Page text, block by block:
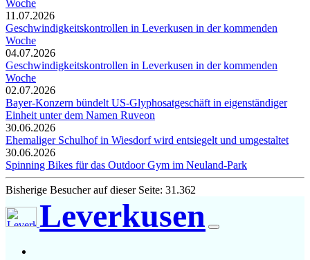
Woche
11.07.2026
Geschwindigkeitskontrollen in Leverkusen in der kommenden
Woche
04.07.2026
Geschwindigkeitskontrollen in Leverkusen in der kommenden
Woche
02.07.2026
Bayer-Konzern bündelt US-Glyphosatgeschäft in eigenständiger
Einheit unter dem Namen Ruveon
30.06.2026
Ehemaliger Schulhof in Wiesdorf wird entsiegelt und umgestaltet
30.06.2026
Spinning Bikes für das Outdoor Gym im Neuland-Park
Bisherige Besucher auf dieser Seite: 31.362
Leverkusen